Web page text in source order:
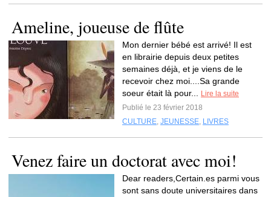
Ameline, joueuse de flûte
Mon dernier bébé est arrivé! Il est
en librairie depuis deux petites
semaines déjà, et je viens de le
recevoir chez moi....Sa grande
soeur était là pour...
Lire la suite
Publié le 23 février 2018
CULTURE, JEUNESSE, LIVRES
Venez faire un doctorat avec moi!
Dear readers,Certain.es parmi vous
sont sans doute universitaires dans